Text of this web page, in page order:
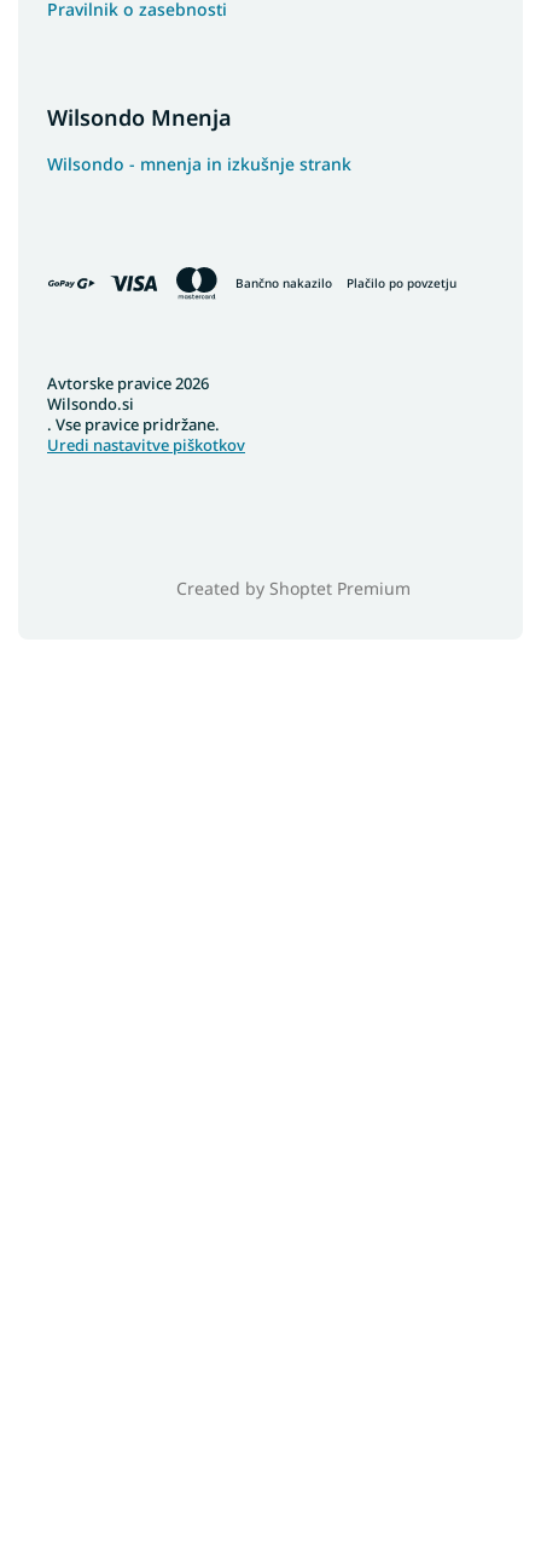
Pravilnik o zasebnosti
Wilsondo Mnenja
Wilsondo - mnenja in izkušnje strank
Bančno nakazilo Plačilo po povzetju
Created by Shoptet Premium
Avtorske pravice 2026
Wilsondo.si
. Vse pravice pridržane.
Uredi nastavitve piškotkov